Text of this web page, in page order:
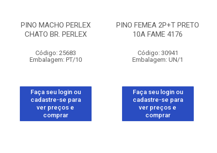
PINO MACHO PERLEX
CHATO BR. PERLEX
Código: 25683
Embalagem: PT/10
Faça seu login ou
cadastre-se para
ver preços e
comprar
PINO FEMEA 2P+T PRETO
10A FAME 4176
Código: 30941
Embalagem: UN/1
Faça seu login ou
cadastre-se para
ver preços e
comprar